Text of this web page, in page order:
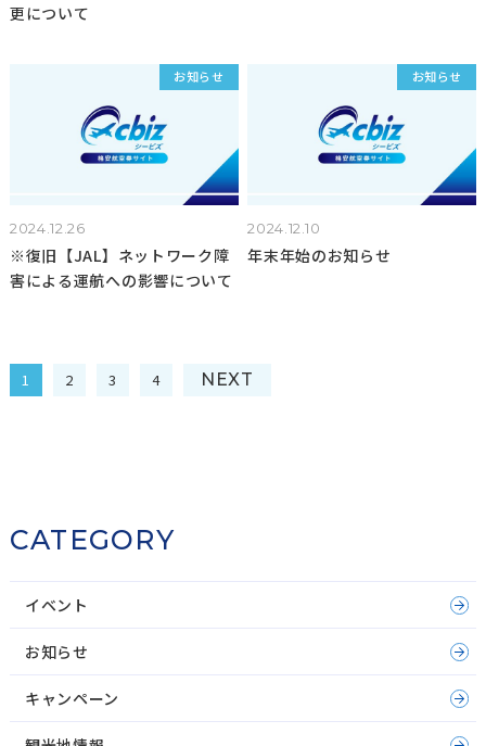
更について
お知らせ
2024.12.26
※復旧【JAL】ネットワーク障
害による運航への影響について
お知らせ
2024.12.10
年末年始のお知らせ
1 2 3 4 NEXT
CATEGORY
イベント
お知らせ
キャンペーン